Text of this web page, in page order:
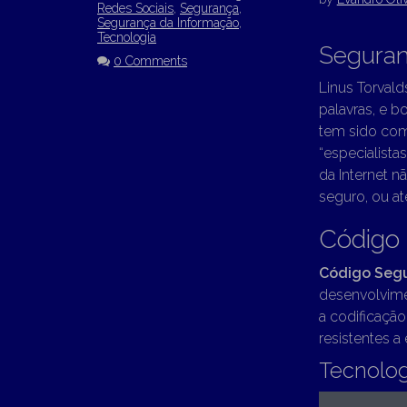
Redes Sociais Segurança
Segurança da Informação
Tecnologia
0 Comments
Linus
palavras, e
tem sido
da Internet
seguro, ou
Código
Código
a
resistentes